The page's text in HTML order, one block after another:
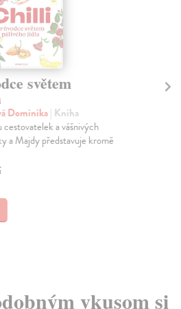
světem
Dominika| Kniha
a vášnivých
a Majdy představuje kromě
vkusom si